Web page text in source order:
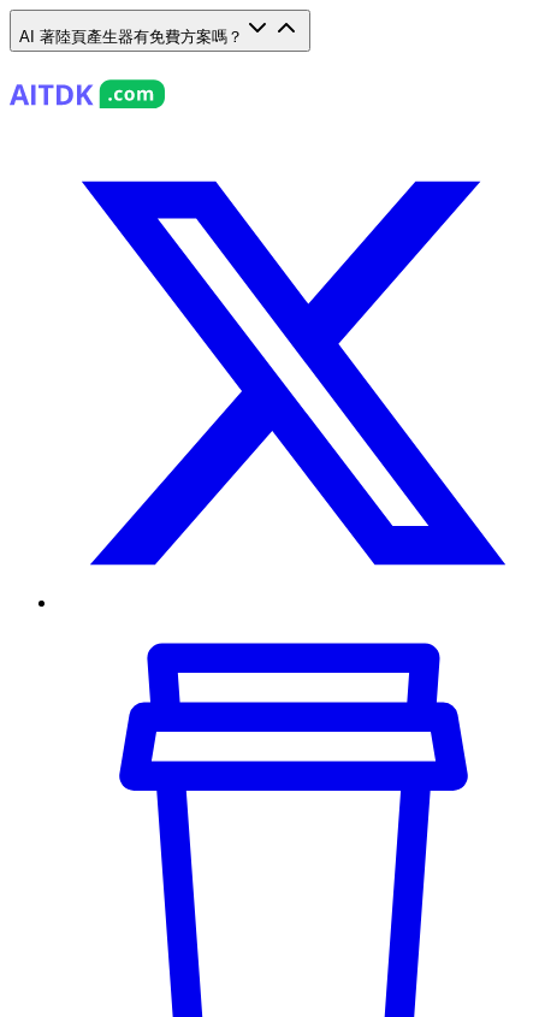
AI 著陸頁產生器有免費方案嗎？